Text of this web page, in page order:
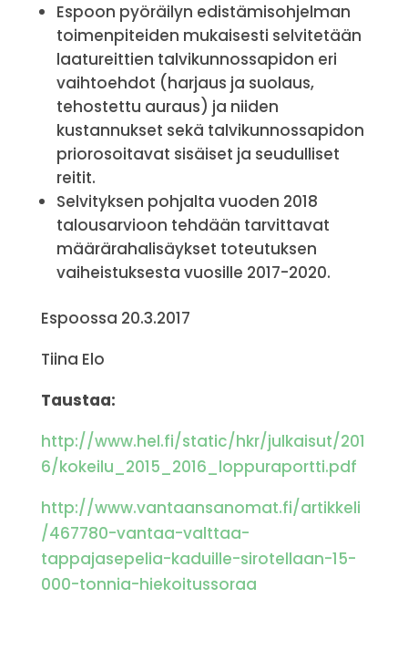
Espoon pyöräilyn edistämisohjelman
toimenpiteiden mukaisesti selvitetään
laatureittien talvikunnossapidon eri
vaihtoehdot (harjaus ja suolaus,
tehostettu auraus) ja niiden
kustannukset sekä talvikunnossapidon
priorosoitavat sisäiset ja seudulliset
reitit.
Selvityksen pohjalta vuoden 2018
talousarvioon tehdään tarvittavat
määrärahalisäykset toteutuksen
vaiheistuksesta vuosille 2017-2020.
Espoossa 20.3.2017
Tiina Elo
Taustaa:
http://www.hel.fi/static/hkr/julkaisut/201
6/kokeilu_2015_2016_loppuraportti.pdf
http://www.vantaansanomat.fi/artikkeli
/467780-vantaa-valttaa-
tappajasepelia-kaduille-sirotellaan-15-
000-tonnia-hiekoitussoraa